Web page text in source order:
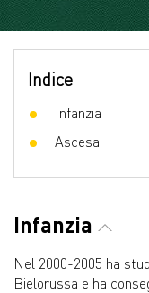
Indice
Infanzia
Ascesa
Infanzia
Nel 2000-2005 ha
Bielorussa e ha